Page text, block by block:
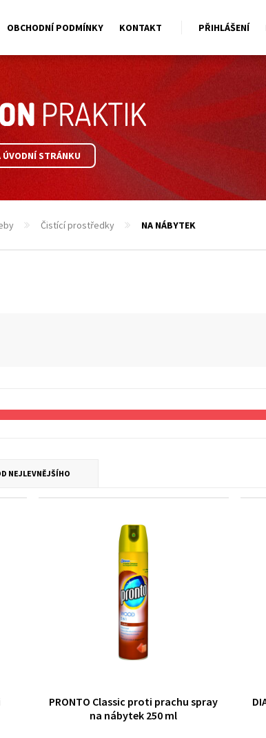
ÚVODNÍ STRÁNKU
Čistící prostředky NA NÁBYTEK
NEJLEVNĚJŠÍHO
PRONTO Classic proti prachu spray
na nábytek 250 ml
OBCHODNÍ PODMÍNKY KONTAKT PŘIHLÁŠENÍ